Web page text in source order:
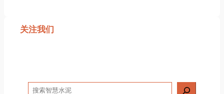
关注我们
搜